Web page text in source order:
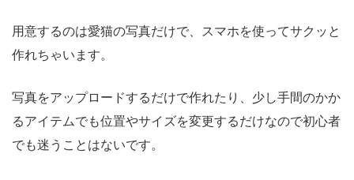
用意するのは愛猫の写真だけで、スマホを使ってサクッと
作れちゃいます。
写真をアップロードするだけで作れたり、少し手間のかか
るアイテムでも位置やサイズを変更するだけなので初心者
でも迷うことはないです。